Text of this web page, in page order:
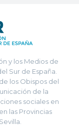
y los Medios de
Sur de España.
los Obispos del
de la
sociales en
las Provincias